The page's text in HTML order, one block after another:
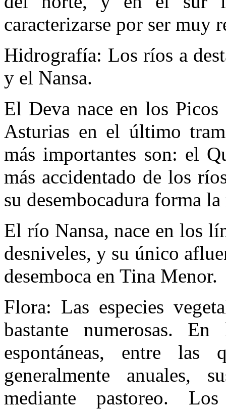
caracterizarse por ser muy
Hidrografía: Los ríos a
y el Nansa.
El Deva nace en los
Asturias en el último
más importantes son: el
más accidentado de los
su desembocadura forma
El río Nansa, nace en los
desniveles, y su único
desemboca en Tina Menor.
Flora: Las especies
bastante numerosas. En
espontáneas, entre las
generalmente anuales,
mediante pastoreo.